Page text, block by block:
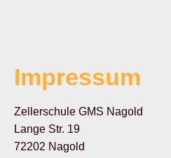
Impressum
Zellerschule GMS Nagold
Lange Str. 19
72202 Nagold